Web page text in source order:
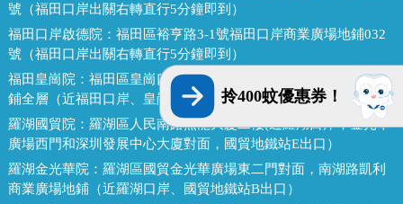
號（福田口岸出關右轉直行5分鐘即到）
福田口岸啟德院： 福田區裕亨路3-1號福田口岸商業廣場地鋪032
號（福田口岸出關右轉直行5分鐘即到）
福田皇崗院： 福田區皇崗口岸皇禦苑（皇城廣場C門）深港1號地
鋪全層（近福田口岸、皇崗口岸地鐵站E出口）
羅湖國貿院： 羅湖區人民南路熙龍大廈二樓(近羅湖口岸，金光華
廣場西門和深圳發展中心大廈對面，國貿地鐵站E出口）
羅湖金光華院： 羅湖區國貿金光華廣場東二門對面，南湖路凱利
商業廣場地鋪（近羅湖口岸、國貿地鐵站B出口）
拎400蚊優惠券！